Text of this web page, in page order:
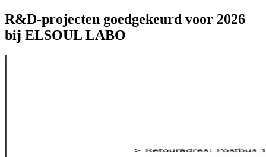
R&D-projecten goedgekeurd voor 2026
bij ELSOUL LABO